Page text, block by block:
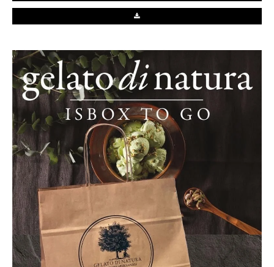
Bestil hele
Forside
Book bord i Esbjerg
Book bord i Fredericia
Kontakt os
Isbar ud af huset
Job
Mad til reception mm.